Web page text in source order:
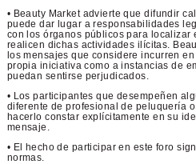
• Beauty Market advierte que difundir
puede dar lugar a responsabilidades
con los órganos públicos para localizar
realicen dichas actividades ilícitas.
los mensajes que considere incurren
propia iniciativa como a instancias de
puedan sentirse perjudicados.
• Los participantes que desempeñen
diferente de profesional de peluquería
hacerlo constar explícitamente en su
mensaje.
• El hecho de participar en este foro
normas.